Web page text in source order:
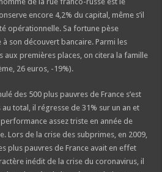
encore 4,2% du capital, même s’il
opérationnelle. Sa fortune pèse
son découvert bancaire. Parmi les
aux premières places, on citera la famille
26 euros, -19%).
des 500 plus pauvres de France s’est
total, il régresse de 31% sur un an et
assez triste en année de
Lors de la crise des subprimes, en 2009,
plus pauvres de France avait en effet
inédit de la crise du coronavirus, il